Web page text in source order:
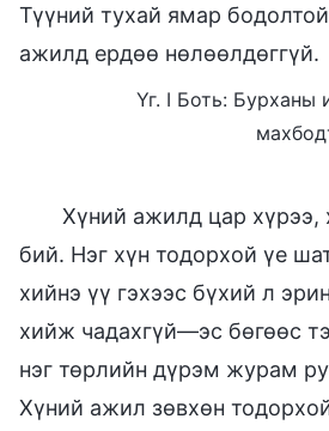
Түүний тухай ямар
ажилд ердөө нөлөөлдөггүй.
Үг. I Боть: Бурханы
Хүний ажилд цар хүрээ,
бий. Нэг хүн тодорхой үе
хийнэ үү гэхээс бүхий л
хийж чадахгүй—эс бөгөөс
нэг төрлийн дүрэм журам
Хүний ажил зөвхөн